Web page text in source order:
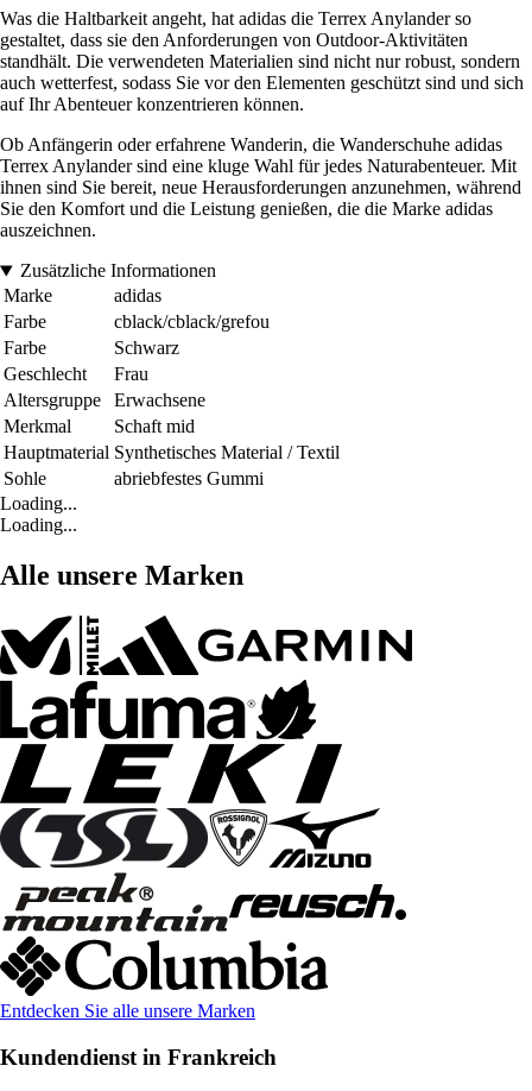
Was die Haltbarkeit angeht, hat adidas die Terrex Anylander so
gestaltet, dass sie den Anforderungen von Outdoor-Aktivitäten
standhält. Die verwendeten Materialien sind nicht nur robust, sondern
auch wetterfest, sodass Sie vor den Elementen geschützt sind und sich
auf Ihr Abenteuer konzentrieren können.
Ob Anfängerin oder erfahrene Wanderin, die Wanderschuhe adidas
Terrex Anylander sind eine kluge Wahl für jedes Naturabenteuer. Mit
ihnen sind Sie bereit, neue Herausforderungen anzunehmen, während
Sie den Komfort und die Leistung genießen, die die Marke adidas
auszeichnen.
Zusätzliche Informationen
Marke
adidas
Farbe
cblack/cblack/grefou
Farbe
Schwarz
Geschlecht
Frau
Altersgruppe
Erwachsene
Merkmal
Schaft mid
Hauptmaterial Synthetisches Material / Textil
Sohle
abriebfestes Gummi
Loading...
Loading...
Alle unsere Marken
Entdecken Sie alle unsere Marken
Kundendienst in Frankreich